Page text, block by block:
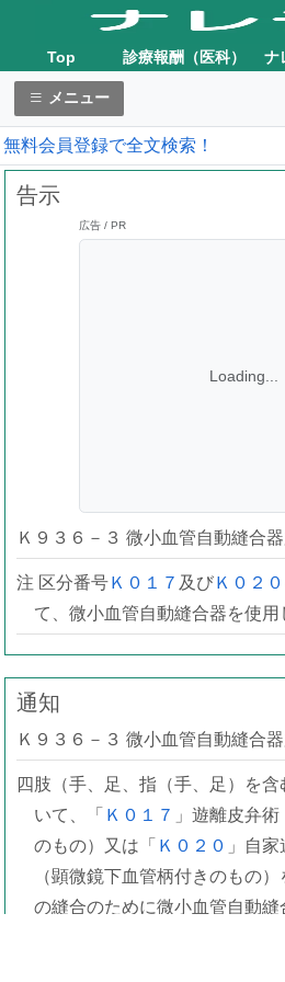
Top 診療報酬（医科） ナ
メニュー
無料会員登録で全文検索！
告示
広告 / PR
Loading...
Ｋ９３６－３ 微小血管自動縫合
注 区分番号Ｋ０１７ 及びＫ０２０
て、微小血管自動縫合器を使用
通知
Ｋ９３６－３ 微小血管自動縫合
四肢（手、足、指（手、足）を
いて、「 Ｋ０１７ 」遊離皮弁
のもの）又は「 Ｋ０２０ 」自
（顕微鏡下血管柄付きのもの
の縫合のために微小血管自動